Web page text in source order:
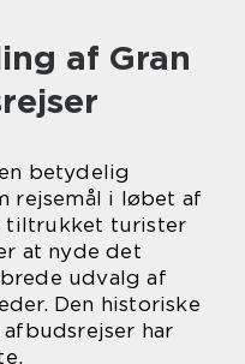
af Gran
betydelig
rejsemål i løbet af
tiltrukket turister
at nyde det
udvalg af
Den historiske
har